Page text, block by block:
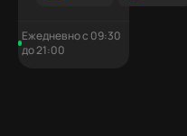
Ежедневно с 09:30
до 21:00